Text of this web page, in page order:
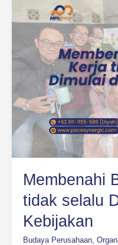
Membenahi
tidak selalu
Kebijakan
Budaya Perusahaan,
tidak
selalu
Dimulai